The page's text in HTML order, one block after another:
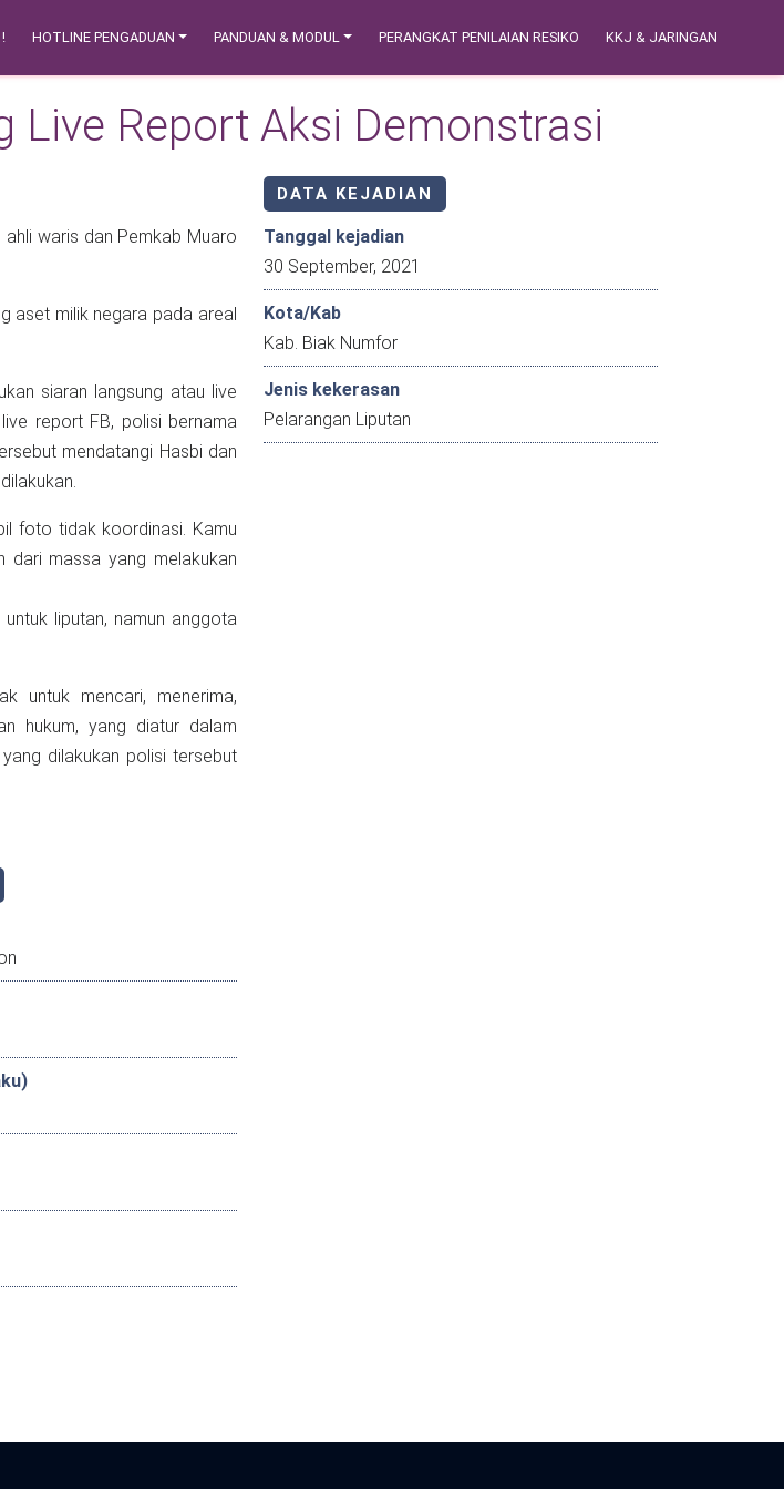
HOTLINE PENGADUAN PANDUAN & MODUL PERANGKAT PENILAIAN RESIKO KKJ & JARINGAN
Live Report Aksi Demonstrasi
areal
siaran langsung atau live
foto tidak koordinasi. Kamu
liputan, namun anggota
untuk mencari, menerima,
hukum, yang diatur dalam
dilakukan polisi tersebut
DATA KEJADIAN
Tanggal kejadian
30 September, 2021
Kota/Kab
Kab. Biak Numfor
Jenis kekerasan
Pelarangan Liputan